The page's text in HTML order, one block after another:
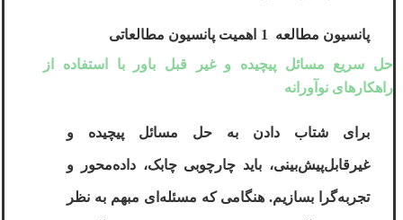
پانسیون مطالعه 1 اهمیت پانسیون مطالعاتی
حل سریع مسائل پیچیده و غیر قبل باور با استفاده از
راهکارهای نوآورانه
برای شتاب ‌دادن به حل مسائل پیچیده و
غیرقابل‌پیش‌بینی، باید چارچوبی چابک، داده‌محور و
تجربه‌گرا بسازیم. هنگامی که مسئله‌ای مبهم به نظر